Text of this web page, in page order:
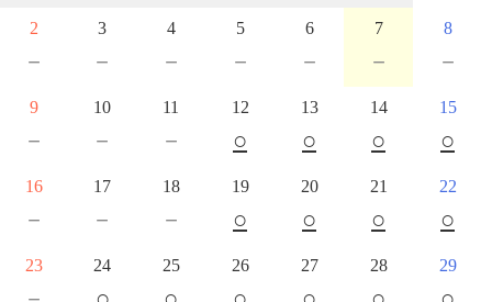
2
－
3
－
4
－
5
－
6
－
7
－
8
－
9
－
10
－
11
－
12
○
13
○
14
○
15
○
16
－
17
－
18
－
19
○
20
○
21
○
22
○
23 24 25 26 27 28 29